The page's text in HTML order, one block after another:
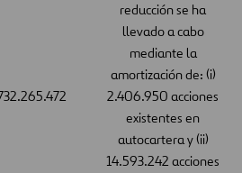
reducción se ha
llevado a cabo
mediante la
amortización de: (i)
2.406.950 acciones
existentes en
autocartera y (ii)
14.593.242 acciones